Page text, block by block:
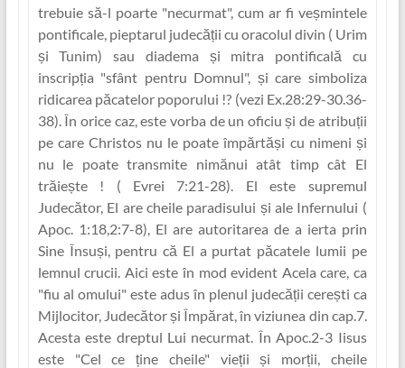
trebuie să-l poarte "necurmat", cum ar fi veșmintele
pontificale, pieptarul judecăț‏ii cu oracolul divin ( Urim
și Tunim) sau diadema și mitra pontificală cu
inscripț‏ia "sfânt pentru Domnul", și care simboliza
ridicarea păcatelor poporului !? (vezi Ex.28:29-30.36-
38). În orice caz, este vorba de un oficiu și de atribuț‏ii
pe care Christos nu le poate împărtăși cu nimeni și
nu le poate transmite nimănui atât timp cât El
trăiește ! ( Evrei 7:21-28). El este supremul
Judecător, El are cheile paradisului și ale Infernului (
Apoc. 1:18,2:7-8), El are autoritarea de a ierta prin
Sine Însuși, pentru că El a purtat păcatele lumii pe
lemnul crucii. Aici este în mod evident Acela care, ca
"fiu al omului" este adus în plenul judecăț‏ii cerești ca
Mijlocitor, Judecător și Împărat, în viziunea din cap.7.
Acesta este dreptul Lui necurmat. În Apoc.2-3 Iisus
este "Cel ce ț‏ine cheile" vie‏ții și morț‏ii, cheile